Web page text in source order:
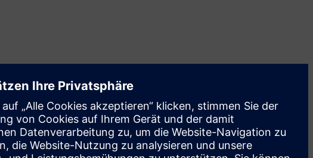
Antrag
Build
Erweitert oder baut auf einem/einer Siemens Xcelerator-
Produkt/Lösung auf, indem ein neues Produkt entwickelt
wird, oder erstellt eine neue Kundenlösung durch die